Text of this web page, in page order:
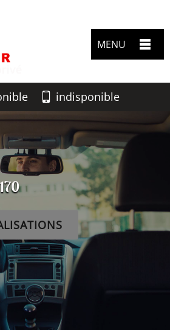
MENU
indisponible